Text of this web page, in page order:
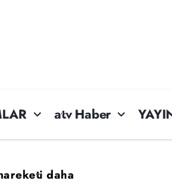
atv Haber
daha